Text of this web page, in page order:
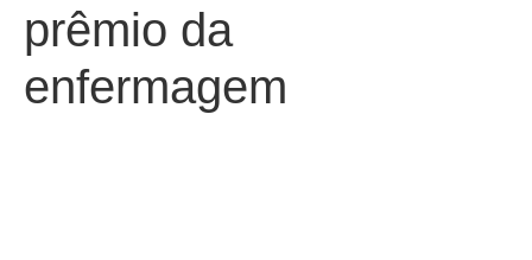
prêmio da
enfermagem